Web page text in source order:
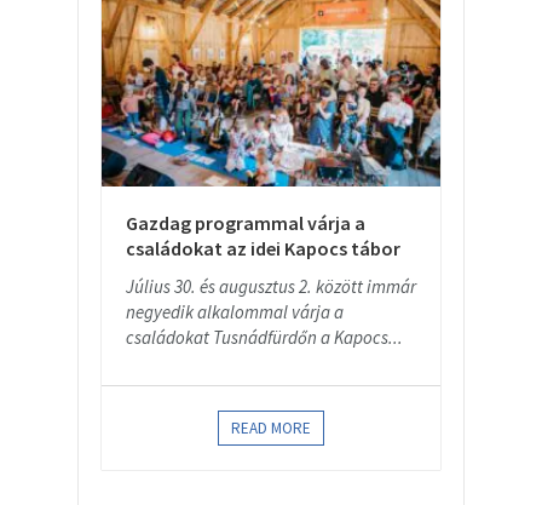
Gazdag programmal várja a
családokat az idei Kapocs tábor
Július 30. és augusztus 2. között immár
negyedik alkalommal várja a
családokat Tusnádfürdőn a Kapocs...
READ MORE